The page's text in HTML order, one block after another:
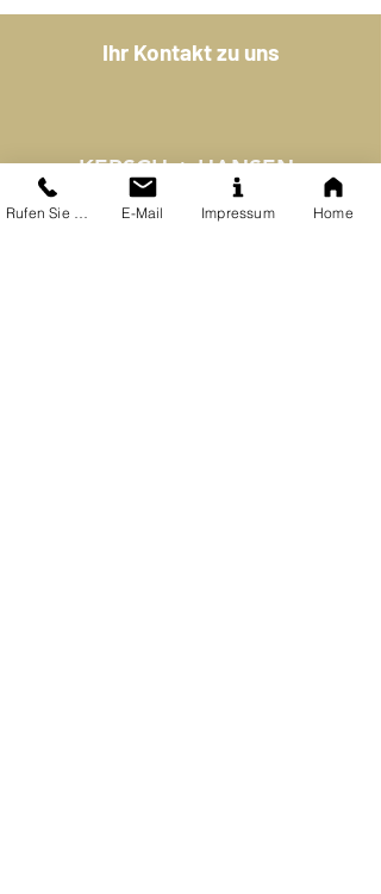
Ihr Kontakt zu uns
KERSCH + HANSEN
ARCHITEKTEN
Peter-Joseph-Lenné-Straße 25
54296 Trier
E-Mail Impressum Home